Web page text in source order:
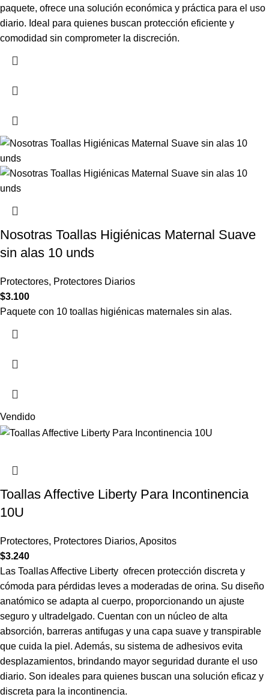
paquete, ofrece una solución económica y práctica para el uso
diario. Ideal para quienes buscan protección eficiente y
comodidad sin comprometer la discreción.
Nosotras Toallas Higiénicas Maternal Suave
sin alas 10 unds
Protectores, Protectores Diarios
$3.100
Paquete con 10 toallas higiénicas maternales sin alas.
Vendido
Toallas Affective Liberty Para Incontinencia
10U
Protectores, Protectores Diarios, Apositos
$3.240
Las Toallas Affective Liberty ofrecen protección discreta y
cómoda para pérdidas leves a moderadas de orina. Su diseño
anatómico se adapta al cuerpo, proporcionando un ajuste
seguro y ultradelgado. Cuentan con un núcleo de alta
absorción, barreras antifugas y una capa suave y transpirable
que cuida la piel. Además, su sistema de adhesivos evita
desplazamientos, brindando mayor seguridad durante el uso
diario. Son ideales para quienes buscan una solución eficaz y
discreta para la incontinencia.